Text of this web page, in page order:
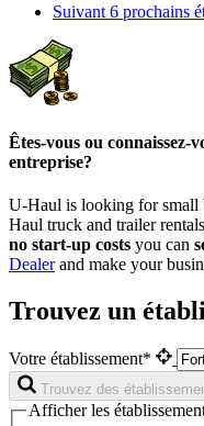
Suivant 6 prochains
Êtes-vous ou
entreprise?
U-Haul is looking for small
Haul truck and trailer
no start-up costs you can
Dealerand make your
Trouvez un
Votre établissement*
Trouvez des
Afficher les